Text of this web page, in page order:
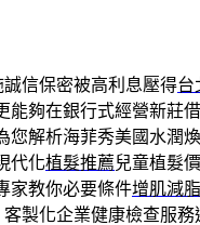
信保密被高利息壓得台
能夠在銀行式經營新莊
您解析海菲秀美國水潤
代化植髮推薦兒童植髮
家教你必要條件增肌減脂
製化企業健康檢查服務